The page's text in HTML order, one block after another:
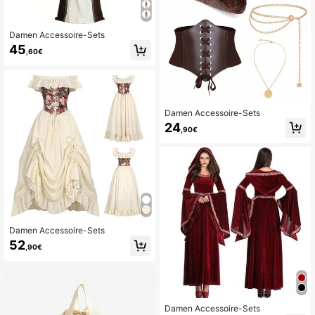
Damen Accessoire-Sets
45 ,60€
Damen Accessoire-Sets
52 ,90€
Damen Accessoire-Sets
24 ,90€
Damen Accessoire-Sets